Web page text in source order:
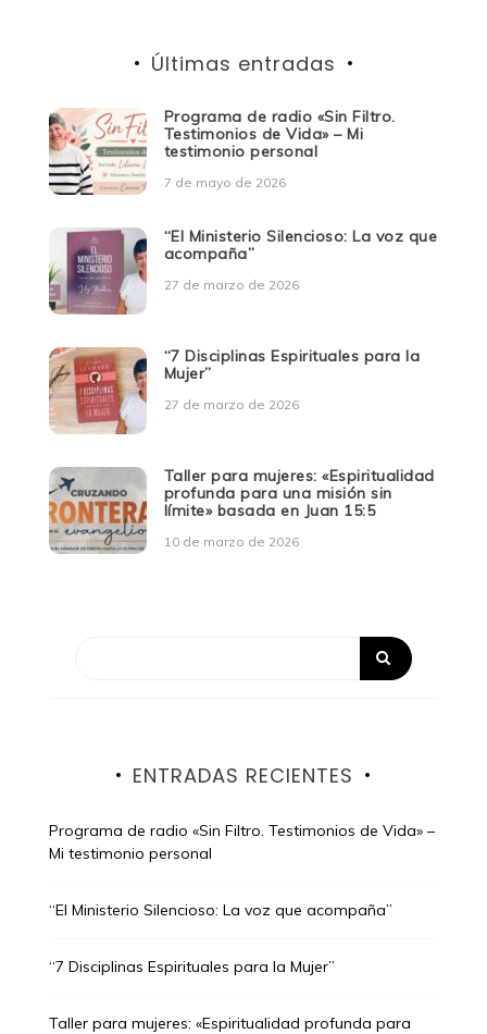
Últimas entradas
Programa de radio «Sin Filtro.
Testimonios de Vida» – Mi
testimonio personal
7 de mayo de 2026
“El Ministerio Silencioso: La voz que
acompaña”
27 de marzo de 2026
“7 Disciplinas Espirituales para la
Mujer”
27 de marzo de 2026
Taller para mujeres: «Espiritualidad
profunda para una misión sin
límite» basada en Juan 15:5
10 de marzo de 2026
ENTRADAS RECIENTES
Programa de radio «Sin Filtro. Testimonios de Vida» –
Mi testimonio personal
“El Ministerio Silencioso: La voz que acompaña”
“7 Disciplinas Espirituales para la Mujer”
Taller para mujeres: «Espiritualidad profunda para